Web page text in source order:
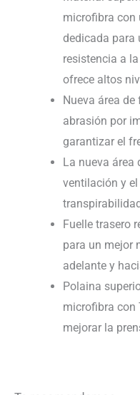
microfibra con
dedicada para
resistencia a
ofrece altos
Nueva área
abrasión por
garantizar el
La nueva área
ventilación y
Fuelle trasero
para un mejor
adelante y
Polaina
microfibra con
mejorar la